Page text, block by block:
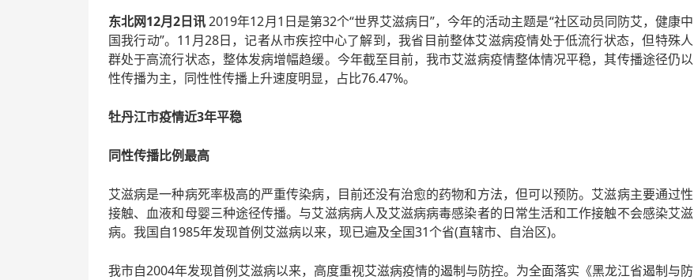
东北网12月2日讯2019年12月1日是第32个“世界艾滋病日”，今年的活动主题是“社区动员同防艾，健康中
国我行动”。11月28日，记者从市疾控中心了解到，我省目前整体艾滋病疫情处于低流行状态，但特殊人
群处于高流行状态，整体发病增幅趋缓。今年截至目前，我市艾滋病疫情整体情况平稳，其传播途径仍以
性传播为主，同性性传播上升速度明显，占比76.47%。
牡丹江市疫情近3年平稳
同性传播比例最高
艾滋病是一种病死率极高的严重传染病，目前还没有治愈的药物和方法，但可以预防。艾滋病主要通过性
接触、血液和母婴三种途径传播。与艾滋病病人及艾滋病病毒感染者的日常生活和工作接触不会感染艾滋
病。我国自1985年发现首例艾滋病以来，现已遍及全国31个省(直辖市、自治区)。
我市自2004年发现首例艾滋病以来，高度重视艾滋病疫情的遏制与防控。为全面落实《黑龙江省遏制与防